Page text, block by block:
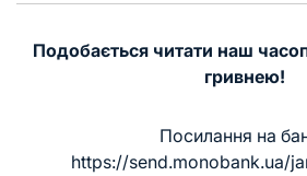
Подобається читати наш
гривнею!
Посилання на
https://send.monobank.ua/